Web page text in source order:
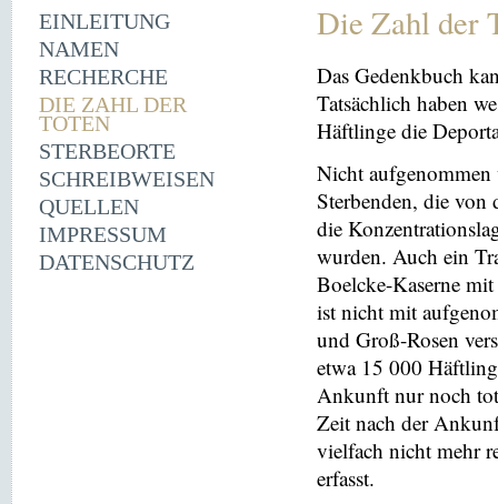
EINLEITUNG
NAMEN
RECHERCHE
DIE ZAHL DER
TOTEN
STERBEORTE
SCHREIBWEISEN
QUELLEN
IMPRESSUM
DATENSCHUTZ
Die Zahl der
Das Gedenkbuch
Tatsächlich haben
Häftlinge die
Nicht
Sterbenden, die
die
wurden. Auch ein
Boelcke-Kaserne
ist nicht mit
und Groß-Rosen
etwa 15 000
Ankunft nur noch tot
Zeit nach der
vielfach nicht mehr
erfasst.